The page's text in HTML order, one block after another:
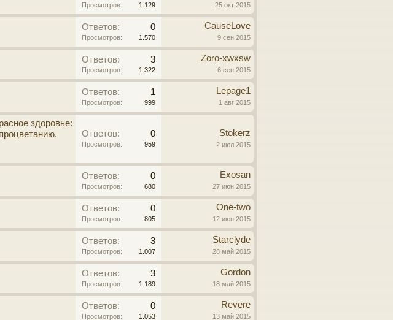
Просмотров: 1.129 25 окт 2015
Ответов: 0
Просмотров: 1.570
CauseLove
9 сен 2015
Ответов: 3
Просмотров: 1.322
Zoro-xwxsw
6 сен 2015
Ответов: 1
Просмотров: 999
Lepage1
1 авг 2015
здоровье:
Ответов: 0
Просмотров: 959
Stokerz
2 июл 2015
Ответов: 0
Просмотров: 680
Exosan
27 июн 2015
Ответов: 0
Просмотров: 805
One-two
12 июн 2015
Ответов: 3
Просмотров: 1.007
Starclyde
28 май 2015
Ответов: 3
Просмотров: 1.189
Gordon
18 май 2015
Ответов: 0
Просмотров: 1.053
Revere
13 май 2015